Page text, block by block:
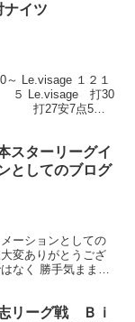
ナイツ
Le.visage １２１
Le.visage 打30
打27安7点5振6
スターリーグイ
としてのブログ
ーションとしての
変ありがとうござ
なく 勝手気ままに
リーグ戦 Ｂｉ